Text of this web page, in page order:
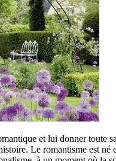
et lui donner toute
Le romantisme est né